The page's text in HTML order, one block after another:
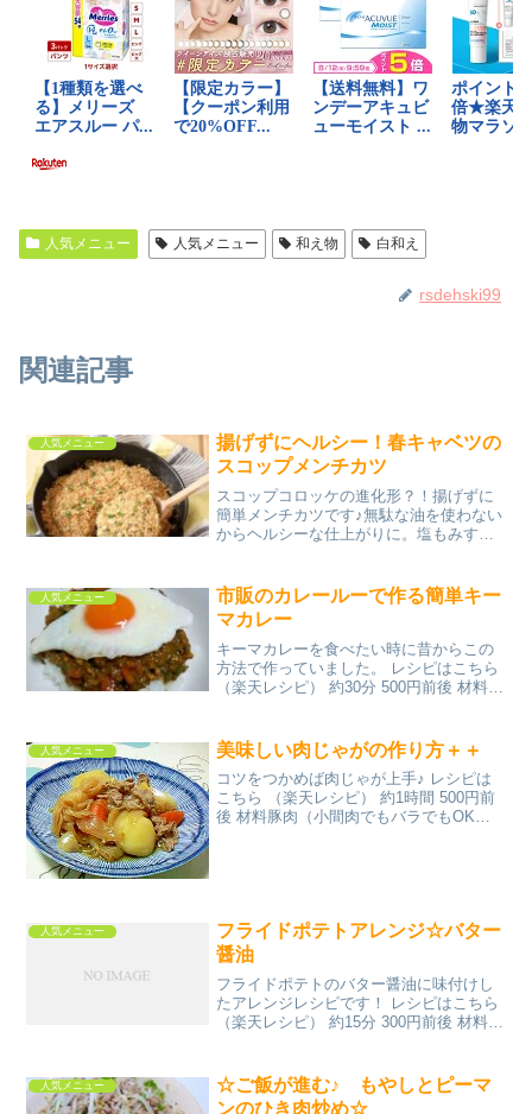
人気メニュー 人気メニュー 和え物 白和え
rsdehski99
関連記事
人気メニュー
揚げずにヘルシー！春キャベツの
スコップメンチカツ
スコップコロッケの進化形？！揚げずに
簡単メンチカツです♪無駄な油を使わない
からヘルシーな仕上がりに。塩もみする
分 指定なし 材料春キャベツ合挽肉たまね
ぎパン粉(A...
人気メニュー
市販のカレールーで作る簡単キー
マカレー
キーマカレーを食べたい時に昔からこの
方法で作っていました。 レシピはこちら
（楽天レシピ） 約30分 500円前後 材料ひ
ターソース水卵みんなのレビュー
人気メニュー 美味しい肉じゃがの作り方＋＋
コツをつかめば肉じゃが上手♪ レシピは
こちら （楽天レシピ） 約1時間 500円前
後 材料豚肉（小間肉でもバラでもOK）
人気メニュー
フライドポテトアレンジ☆バター
醤油
フライドポテトのバター醤油に味付けし
たアレンジレシピです！ レシピはこちら
（楽天レシピ） 約15分 300円前後 材料サ
人気メニュー
☆ご飯が進む♪ もやしとピーマ
ンのひき肉炒め☆